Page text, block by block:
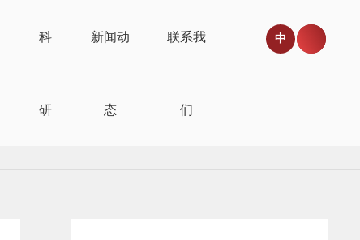
科
研
新闻动
态
联系我
们
中